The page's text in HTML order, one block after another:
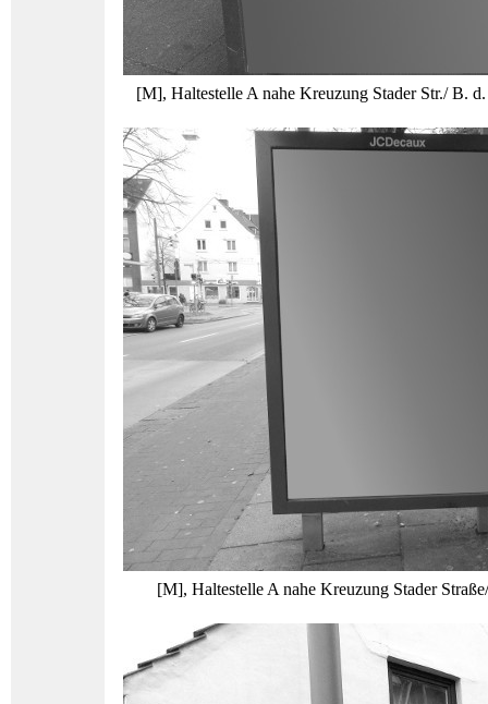
[M], Haltestelle A nahe Kreuzung Stader Str./ B.
[M], Haltestelle A nahe Kreuzung Stader